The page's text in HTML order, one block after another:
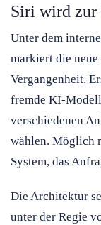
Siri wird
Unter dem
markiert die
Vergangenheit.
fremde KI-
verschiedenen
wählen. Möglich
System, das
Die Architektur
unter der Regie